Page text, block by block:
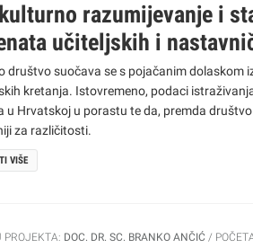
razumijevanje i
učiteljskih i
društvo suočava se s pojačanim dolaskom
kretanja. Istovremeno, podaci
u Hrvatskoj u porastu te da, premda
za različitosti.
VIŠE
PROJEKTA: DOC. DR. SC. BRANKO ANČIĆ